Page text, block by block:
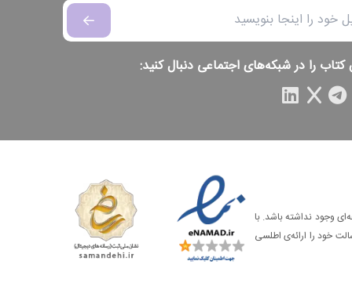
کتاب را در شبکه‌های اجتماعی دنبال کنید:
وجود نداشته باشد. با
خود را ارائه‌ی اطلسی